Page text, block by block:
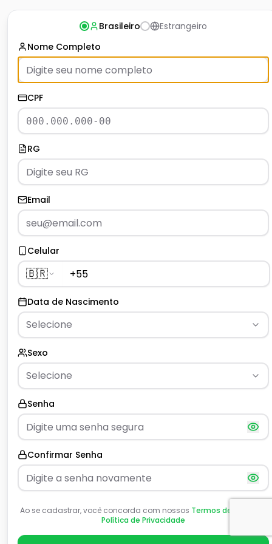
Brasileiro
Estrangeiro
Nome Completo
CPF
RG
Email
Celular
🇧🇷
Data de Nascimento
Selecione
Sexo
Selecione
Senha
Confirmar Senha
Ao se cadastrar, você concorda com nossos Termos de Serviço
Política de Privacidade